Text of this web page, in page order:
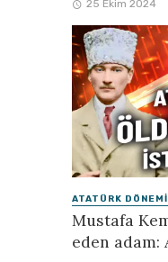
25 Ekim 2024
ATATÜRK DÖNEMI
Mustafa
eden adam: